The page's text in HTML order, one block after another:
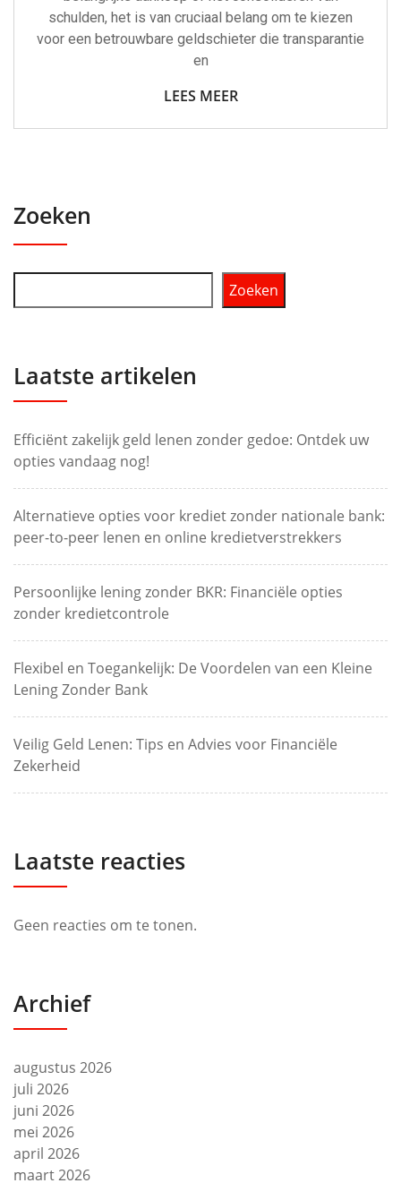
schulden, het is van cruciaal belang om te kiezen
voor een betrouwbare geldschieter die transparantie
en
LEES MEER
Zoeken
Zoeken
Laatste artikelen
Efficiënt zakelijk geld lenen zonder gedoe: Ontdek uw
opties vandaag nog!
Alternatieve opties voor krediet zonder nationale bank:
peer-to-peer lenen en online kredietverstrekkers
Persoonlijke lening zonder BKR: Financiële opties
zonder kredietcontrole
Flexibel en Toegankelijk: De Voordelen van een Kleine
Lening Zonder Bank
Veilig Geld Lenen: Tips en Advies voor Financiële
Zekerheid
Laatste reacties
Geen reacties om te tonen.
Archief
augustus 2026
juli 2026
juni 2026
mei 2026
april 2026
maart 2026